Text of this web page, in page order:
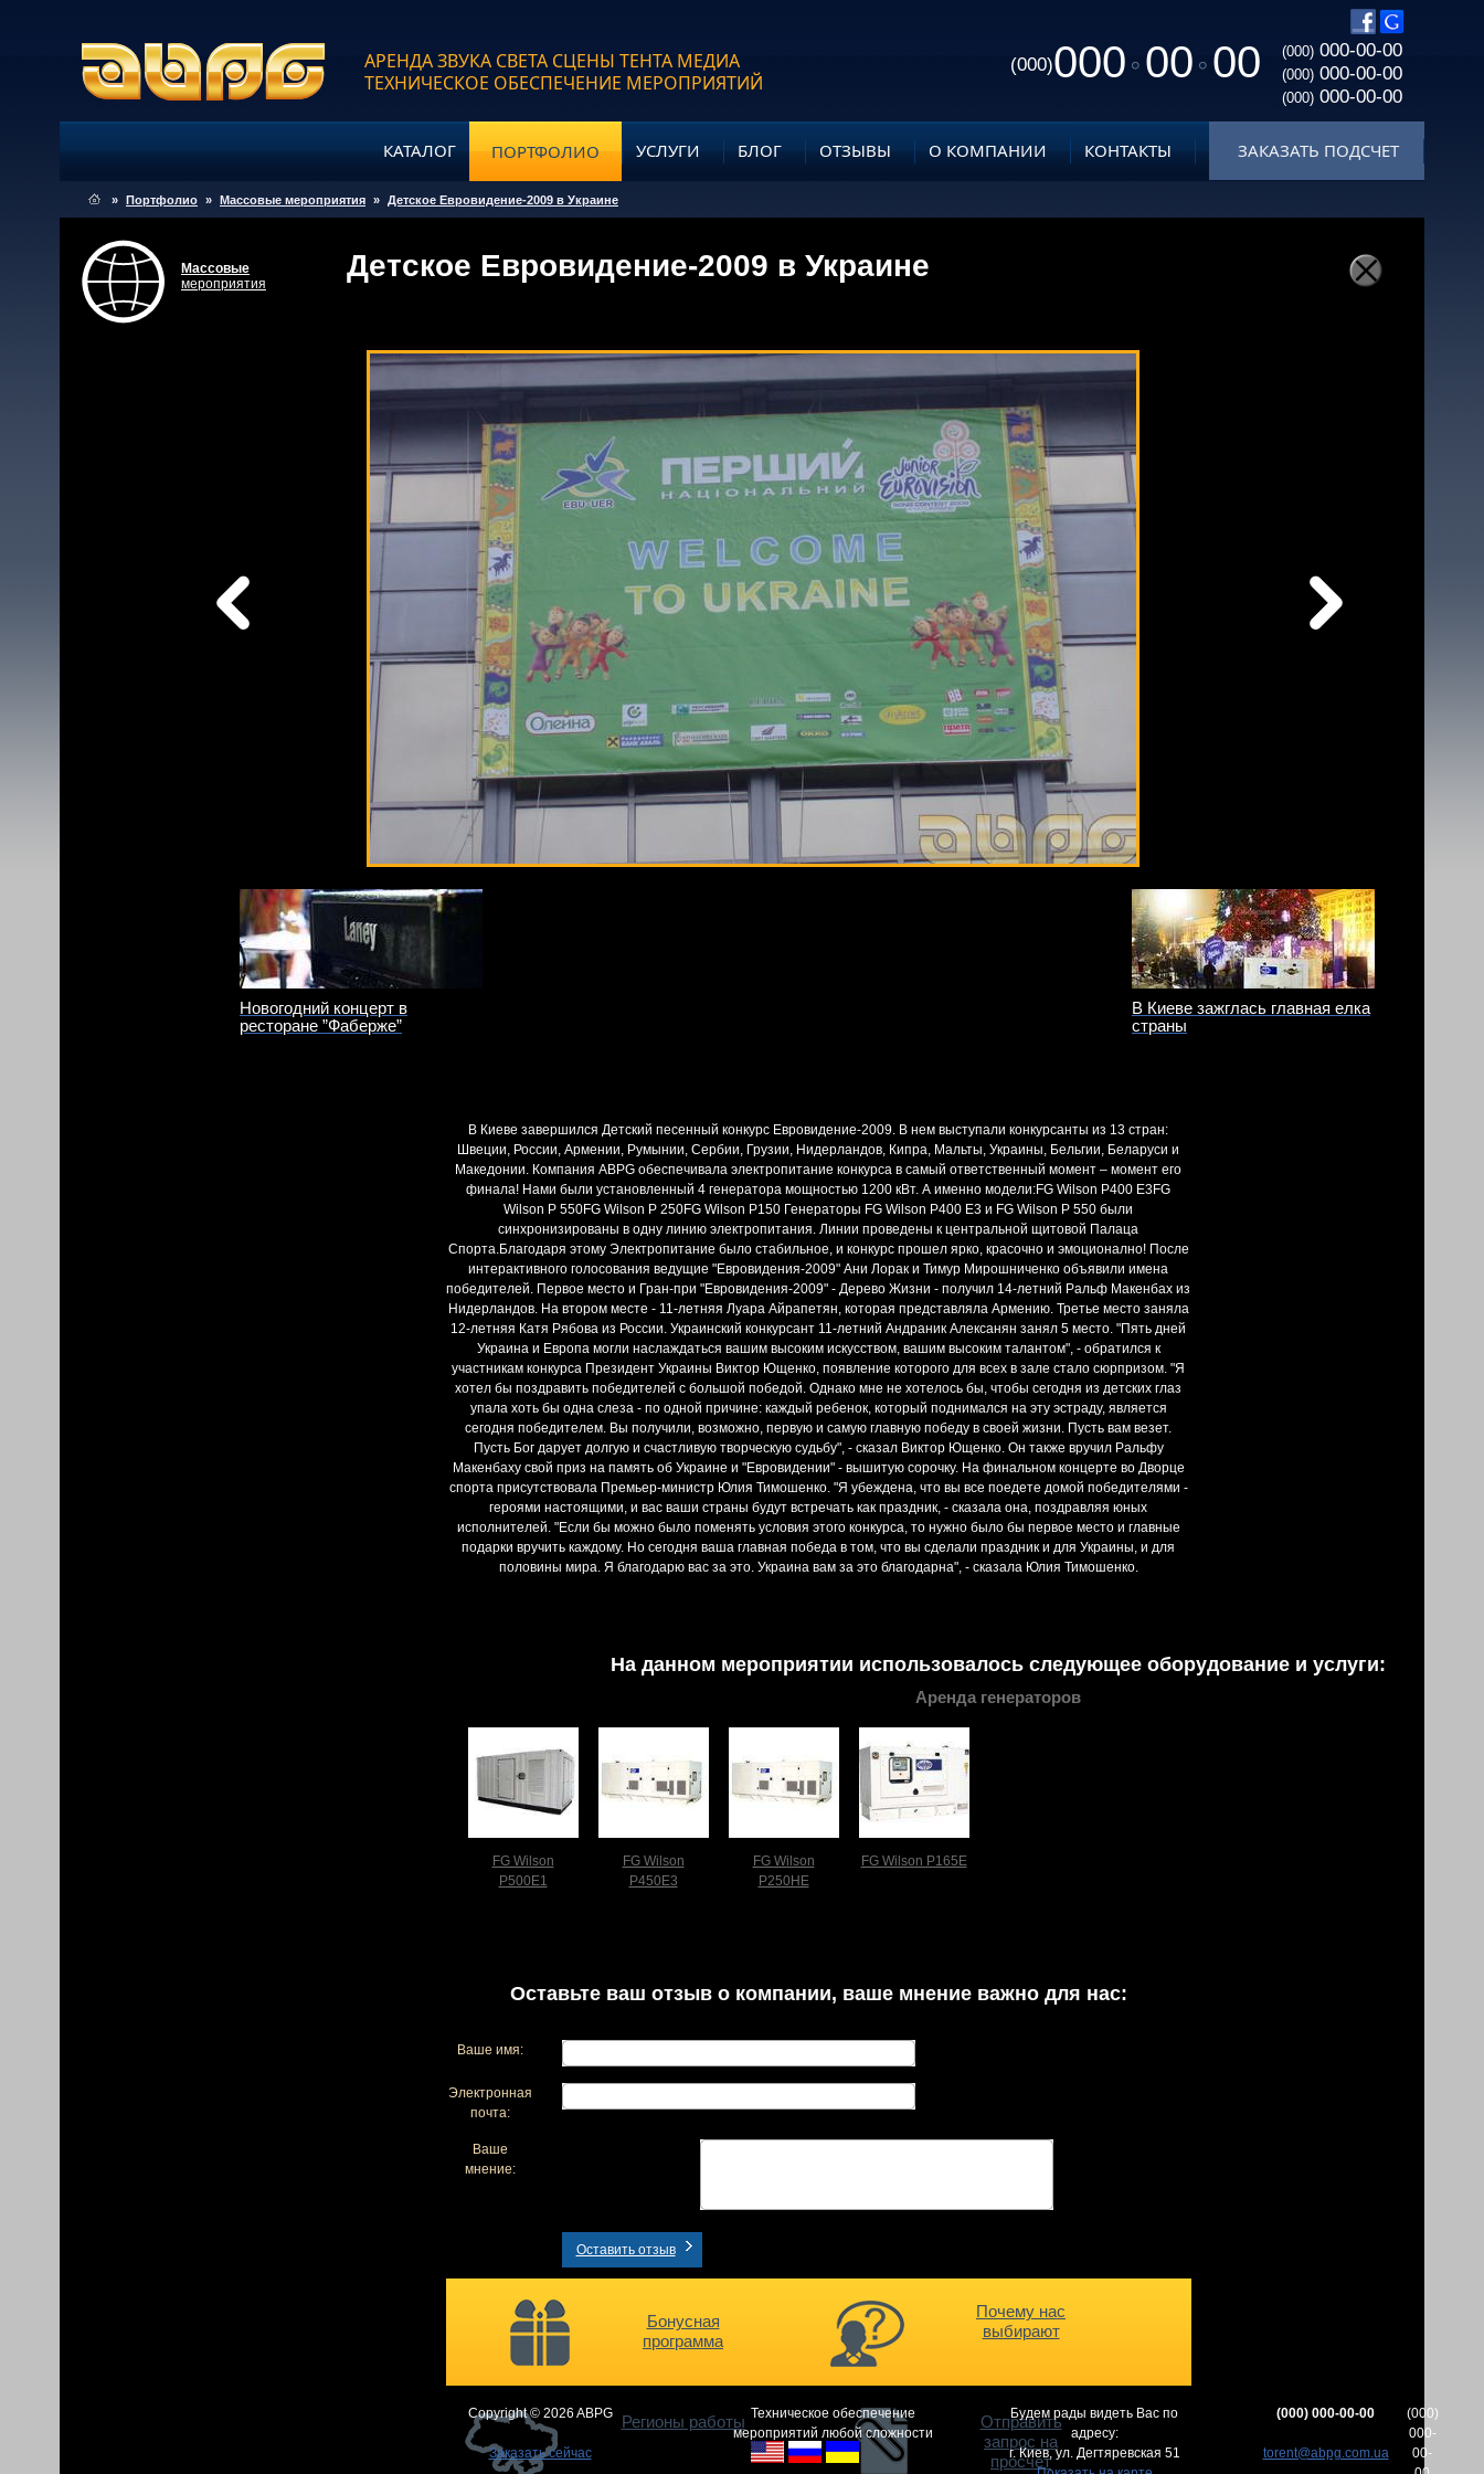
АРЕНДА ЗВУКА СВЕТА СЦЕНЫ ТЕНТА МЕДИА
ТЕХНИЧЕСКОЕ ОБЕСПЕЧЕНИЕ МЕРОПРИЯТИЙ
(000)000 00 00 (000) 000-00-00
(000) 000-00-00
(000) 000-00-00
КАТАЛОГ ПОРТФОЛИО УСЛУГИ БЛОГ ОТЗЫВЫ О КОМПАНИИ КОНТАКТЫ ЗАКАЗАТЬ ПОДСЧЕТ
» Портфолио » Массовые мероприятия » Детское Евровидение-2009 в Украине
Массовые
мероприятия
Детское Евровидение-2009 в Украине
Новогодний концерт в
ресторане ”Фаберже”
В Киеве зажглась главная елка
страны
В Киеве завершился Детский песенный конкурс Евровидение-2009. В нем выступали конкурсанты из 13 стран:
Швеции, России, Армении, Румынии, Сербии, Грузии, Нидерландов, Кипра, Мальты, Украины, Бельгии, Беларуси и
Македонии. Компания ABPG обеспечивала электропитание конкурса в самый ответственный момент – момент его
финала! Нами были установленный 4 генератора мощностью 1200 кВт. А именно модели:FG Wilson P400 E3FG
Wilson P 550FG Wilson P 250FG Wilson P150 Генераторы FG Wilson P400 E3 и FG Wilson P 550 были
синхронизированы в одну линию электропитания. Линии проведены к центральной щитовой Палаца
Спорта.Благодаря этому Электропитание было стабильное, и конкурс прошел ярко, красочно и эмоционално! После
интерактивного голосования ведущие "Евровидения-2009" Ани Лорак и Тимур Мирошниченко объявили имена
победителей. Первое место и Гран-при "Евровидения-2009" - Дерево Жизни - получил 14-летний Ральф Макенбах из
Нидерландов. На втором месте - 11-летняя Луара Айрапетян, которая представляла Армению. Третье место заняла
12-летняя Катя Рябова из России. Украинский конкурсант 11-летний Андраник Алексанян занял 5 место. "Пять дней
Украина и Европа могли наслаждаться вашим высоким искусством, вашим высоким талантом", - обратился к
участникам конкурса Президент Украины Виктор Ющенко, появление которого для всех в зале стало сюрпризом. "Я
хотел бы поздравить победителей с большой победой. Однако мне не хотелось бы, чтобы сегодня из детских глаз
упала хоть бы одна слеза - по одной причине: каждый ребенок, который поднимался на эту эстраду, является
сегодня победителем. Вы получили, возможно, первую и самую главную победу в своей жизни. Пусть вам везет.
Пусть Бог дарует долгую и счастливую творческую судьбу", - сказал Виктор Ющенко. Он также вручил Ральфу
Макенбаху свой приз на память об Украине и "Евровидении" - вышитую сорочку. На финальном концерте во Дворце
спорта присутствовала Премьер-министр Юлия Тимошенко. "Я убеждена, что вы все поедете домой победителями -
героями настоящими, и вас ваши страны будут встречать как праздник, - сказала она, поздравляя юных
исполнителей. "Если бы можно было поменять условия этого конкурса, то нужно было бы первое место и главные
подарки вручить каждому. Но сегодня ваша главная победа в том, что вы сделали праздник и для Украины, и для
половины мира. Я благодарю вас за это. Украина вам за это благодарна", - сказала Юлия Тимошенко.
На данном мероприятии использовалось следующее оборудование и услуги:
Аренда генераторов
FG Wilson
P500E1
FG Wilson
P450E3
FG Wilson
P250HE
FG Wilson P165E
Оставьте ваш отзыв о компании, ваше мнение важно для нас:
Ваше имя:
Электронная
почта:
Ваше
мнение:
Оставить отзыв
Бонусная
программа
Почему нас
выбирают
Регионы работы
Отправить
запрос на
просчет
Copyright © 2026 ABPG
Заказать сейчас
Техническое обеспечение
мероприятий любой сложности
Будем рады видеть Вас по
адресу:
г. Киев, ул. Дегтяревская 51
(000) 000-00-00
torent@abpg.com.ua
(000)
000-
00-